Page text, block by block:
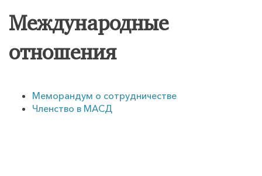
Международные
отношения
Меморандум о сотрудничестве
Членство в МАСД